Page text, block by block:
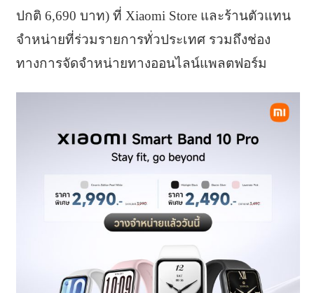
ปกติ 6,690 บาท) ที่ Xiaomi Store และร้านตัวแทน
จำหน่ายที่ร่วมรายการทั่วประเทศ รวมถึงช่อง
ทางการจัดจำหน่ายทางออนไลน์แพลตฟอร์ม